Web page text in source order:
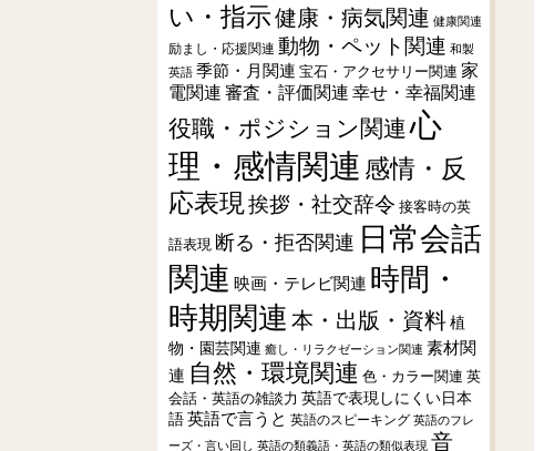
い・指示健康・病気関連 健康関連
励まし・応援関連 動物・ペット関連 和製
英語 季節・月関連 宝石・アクセサリー関連 家
電関連 審査・評価関連 幸せ・幸福関連
役職・ポジション関連 心
理・感情関連 感情・反
応表現挨拶・社交辞令 接客時の英
語表現 断る・拒否関連 日常会話
関連 映画・テレビ関連 時間・
時期関連 本・出版・資料植
物・園芸関連 癒し・リラクゼーション関連 素材関
連 自然・環境関連 色・カラー関連 英
会話・英語の雑談力 英語で表現しにくい日本
語 英語で言うと 英語のスピーキング 英語のフレ
ーズ・言い回し 英語の類義語・英語の類似表現 音